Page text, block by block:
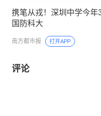
携笔从戎！深圳中学今年
国防科大
南方都市报 打开APP
评论